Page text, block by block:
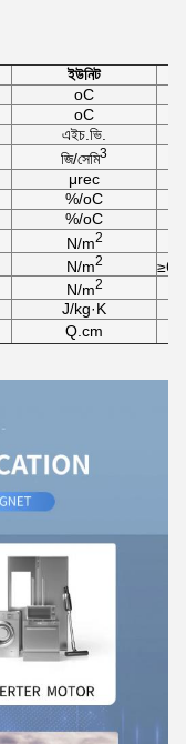
ইউনিট
oC
oC
এইচ.ভি.
জি/সেমি3
μrec
%/oC
%/oC
N/m2
N/m2
N/m2
J/kg·K
Q.cm